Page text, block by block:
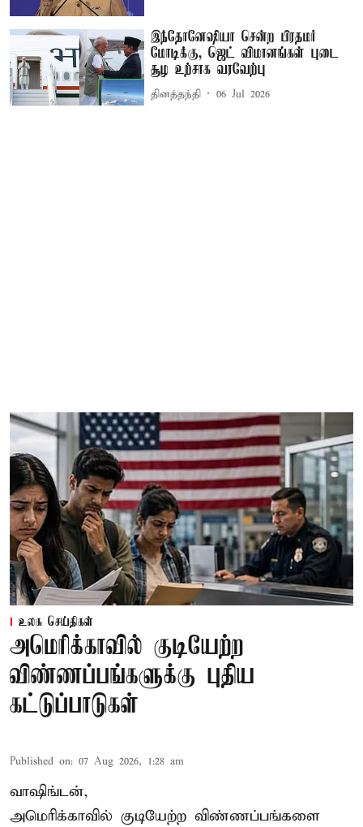
இந்தோனேஷியா சென்ற பிரதமர்
மோடிக்கு, ஜெட் விமானங்கள் புடை
சூழ உற்சாக வரவேற்பு
தினத்தந்தி 06 Jul 2026
உலக செய்திகள்
அமெரிக்காவில் குடியேற்ற
விண்ணப்பங்களுக்கு புதிய
கட்டுப்பாடுகள்
Published on: 07 Aug 2026, 1:28 am
வாஷிங்டன்,
அமெரிக்காவில் குடியேற்ற விண்ணப்பங்களை